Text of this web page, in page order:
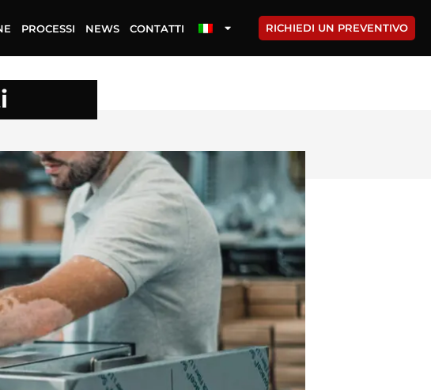
PROCESSI NEWS CONTATTI RICHIEDI UN PREVENTIVO